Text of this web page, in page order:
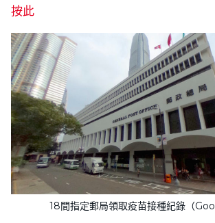
按此
18間指定郵局領取疫苗接種紀錄（